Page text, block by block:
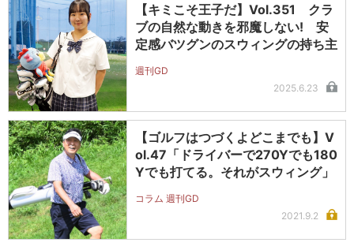
【キミこそ王子だ】Vol.351 クラ
ブの自然な動きを邪魔しない! 安
定感バツグンのスウィングの持ち主
週刊GD
2025.6.23
【ゴルフはつづくよどこまでも】V
ol.47「ドライバーで270Yでも180
Yでも打てる。それがスウィング」
コラム 週刊GD
2021.9.2